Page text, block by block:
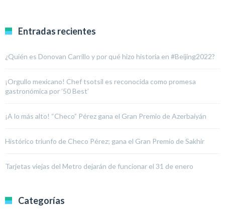
Entradas recientes
¿Quién es Donovan Carrillo y por qué hizo historia en #Beijing2022?
¡Orgullo mexicano! Chef tsotsil es reconocida como promesa
gastronómica por ’50 Best’
¡A lo más alto! “Checo” Pérez gana el Gran Premio de Azerbaiyán
Histórico triunfo de Checo Pérez; gana el Gran Premio de Sakhir
Tarjetas viejas del Metro dejarán de funcionar el 31 de enero
Categorías